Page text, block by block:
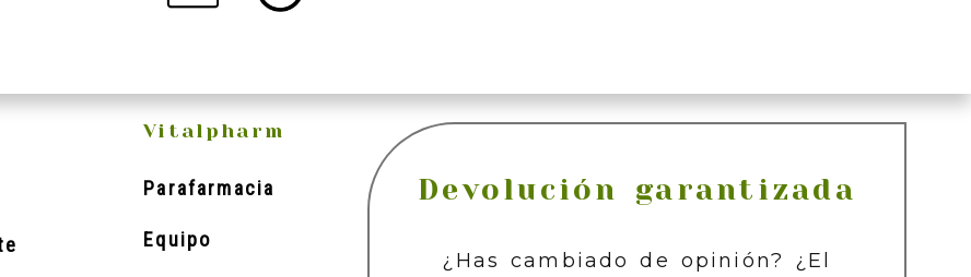
Vitalpharm
Parafarmacia
Equipo
Devolución garantizada
¿Has cambiado de opinión? ¿El